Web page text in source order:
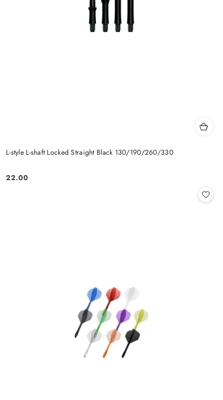
L-style L-shaft Locked Straight Black 130/190/260/330
Cena:
22.00